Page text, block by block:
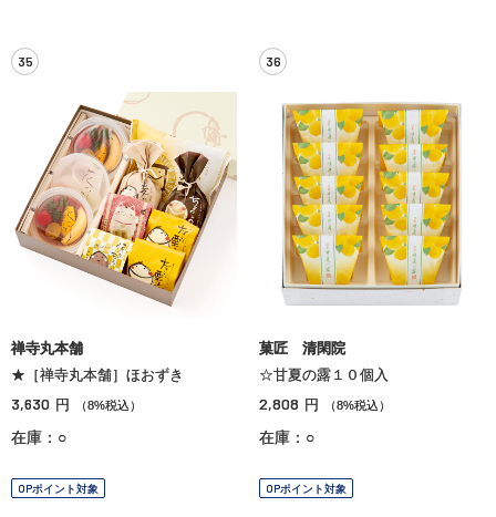
35
禅寺丸本舗
★［禅寺丸本舗］ほおずき
3,630 円 （8%税込）
在庫：○
OPポイント対象
36
菓匠 清閑院
☆甘夏の露１０個入
2,808 円 （8%税込）
在庫：○
OPポイント対象